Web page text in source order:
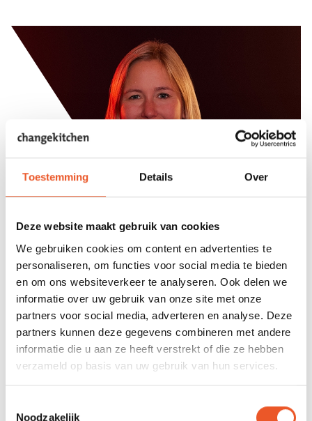
Toestemming Details Over
Deze website maakt gebruik van cookies
We gebruiken cookies om content en advertenties te
personaliseren, om functies voor social media te bieden
en om ons websiteverkeer te analyseren. Ook delen we
informatie over uw gebruik van onze site met onze
partners voor social media, adverteren en analyse. Deze
partners kunnen deze gegevens combineren met andere
informatie die u aan ze heeft verstrekt of die ze hebben
verzameld op basis van uw gebruik van hun services.
Noodzakelijk
Over Annemieke
Annemieke helpt je een organisatie op te bouwen die in
staat is ook de moeilijkste opgaven het hoofd te bieden.
organisatie zo te helpen inrichten dat mensen echt